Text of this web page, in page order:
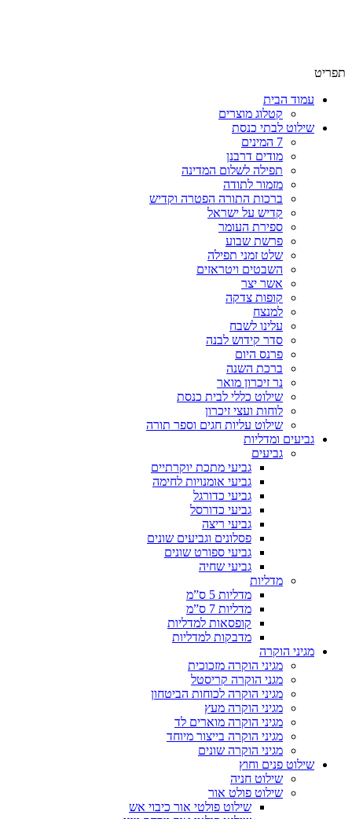
תפריט
עמוד הבית
קטלוג מוצרים
שילוט לבתי כנסת
7 המינים
מודים דרבנן
תפילה לשלום המדינה
מזמור לתודה
ברכות התורה הפטרה וקדיש
קדיש על ישראל
ספירת העומר
פרשת שבוע
שלט זמני תפילה
השבטים ויטראזים
אשר יצר
קופות צדקה
למנצח
עלינו לשבח
סדר קידוש לבנה
פרנס היום
ברכת השנה
נר זיכרון מואר
שילוט כללי לבית כנסת
לוחות ועצי זיכרון
שילוט עליות חגים וספר תורה
גביעים ומדליות
גביעים
גביעי מתכת יוקרתיים
גביעי אומנויות לחימה
גביעי כדורגל
גביעי כדורסל
גביעי ריצה
פסלונים וגביעים שונים
גביעי ספורט שונים
גביעי שחיה
מדליות
מדליות 5 ס”מ
מדליות 7 ס”מ
קופסאות למדליות
מדבקות למדליות
מגיני הוקרה
מגיני הוקרה מזכוכית
מגני הוקרה קריסטל
מגיני הוקרה לכוחות הביטחון
מגיני הוקרה מעץ
מגיני הוקרה מוארים לד
מגיני הוקרה בייצור מיוחד
מגיני הוקרה שונים
שילוט פנים וחוץ
שילוט חניה
שילוט פולט אור
שילוט פולטי אור כיבוי אש